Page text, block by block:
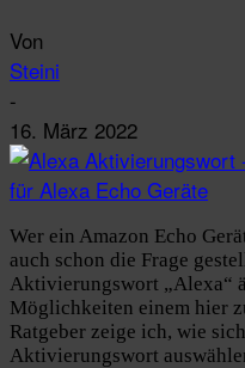
Von
Steini
-
16. März 2022
Wer ein Amazon Echo
auch schon die Frage
Aktivierungswort „Alexa“
Möglichkeiten einem hier
Ratgeber zeige ich, wie
Aktivierungswort